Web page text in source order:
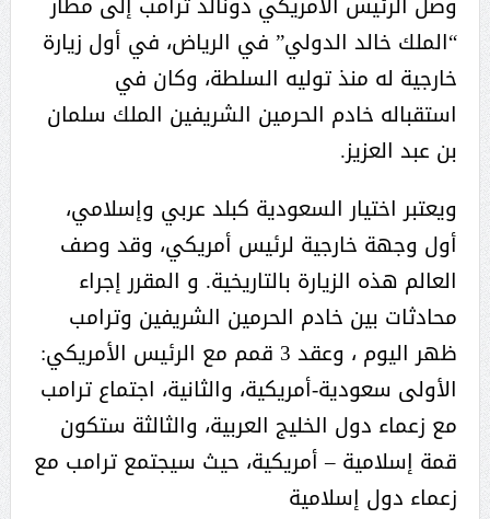
“الملك خالد الدولي” في الرياض، في أول زيارة
خارجية له منذ توليه السلطة، وكان في
استقباله خادم الحرمين الشريفين الملك سلمان
بن عبد العزيز.
ويعتبر اختيار السعودية كبلد عربي وإسلامي،
أول وجهة خارجية لرئيس أمريكي، وقد وصف
العالم هذه الزيارة بالتاريخية. و المقرر إجراء
محادثات بين خادم الحرمين الشريفين وترامب
ظهر اليوم ، وعقد 3 قمم مع الرئيس الأمريكي:
الأولى سعودية-أمريكية، والثانية، اجتماع ترامب
مع زعماء دول الخليج العربية، والثالثة ستكون
قمة إسلامية – أمريكية، حيث سيجتمع ترامب مع
زعماء دول إسلامية